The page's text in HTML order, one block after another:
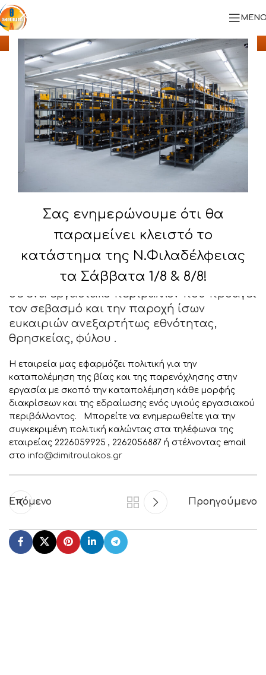
Σας ενημερώνουμε ότι θα
παραμείνει κλειστό το
κατάστημα της Ν.Φιλαδέλφειας
τα Σάββατα 1/8 & 8/8!
Αρχική Γενικά νέα
Show column
ΓΕΝΙΚΆ ΝΈΑ
Πολιτική για την καταπολέμηση της Βίας
και της Παρενόχλησης
Η « Θ. ΔΗΜΗΤΡΟΥΛΑΚΟΣ ΑΒΕΕ » λειτουργεί
σε ένα εργασιακό περιβάλλον που προάγει
τον σεβασμό και την παροχή ίσων
ευκαιριών ανεξαρτήτως εθνότητας,
θρησκείας, φύλου .
Η εταιρεία μας εφαρμόζει πολιτική για την
καταπολέμηση της βίας και της παρενόχλησης στην
εργασία με σκοπό την καταπολέμηση κάθε μορφής
διακρίσεων και της εδραίωσης ενός υγιούς εργασιακού
περιβάλλοντος. Μπορείτε να ενημερωθείτε για την
συγκεκριμένη πολιτική καλώντας στα τηλέφωνα της
εταιρείας 2226059925 , 2262056887 ή στέλνοντας email
στο info@dimitroulakos.gr
Επόμενο Προηγούμενο